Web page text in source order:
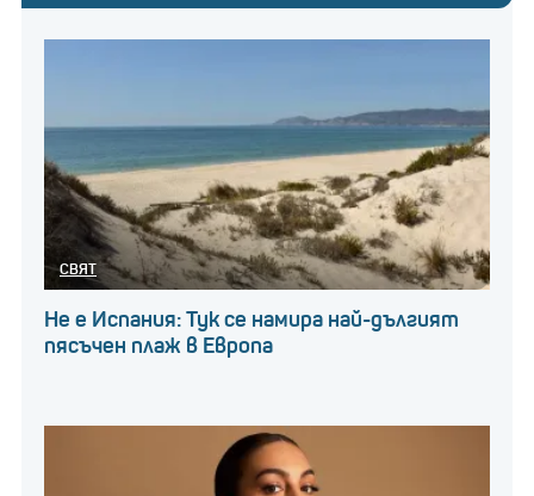
СВЯТ
Не е Испания: Тук се намира най-дългият
пясъчен плаж в Европа